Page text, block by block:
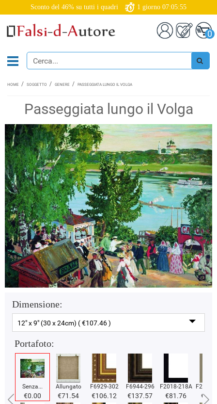
Sconto del 46% su tutti i quadri 1 giorno 07:05:54
0
HOME SOGGETTO GENERE PASSEGGIATA LUNGO IL VOLGA
Passeggiata lungo il Volga
Dimensione:
12" x 9" (30 x 24cm) ( €107.46 )
Portafoto:
Senza...
€0.00
Allungato
€71.54
F6929-302
€106.12
F6944-296
€137.57
F2018-218A
€81.76
F2018-